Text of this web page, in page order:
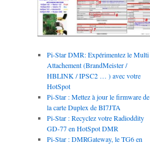
Pi-Star DMR: Expérimentez le Multi
Attachement (BrandMeister /
HBLINK / IPSC2 … ) avec votre
HotSpot
Pi-Star : Mettez à jour le firmware de
la carte Duplex de BI7JTA
Pi-Star : Recyclez votre Radioddity
GD-77 en HotSpot DMR
Pi-Star : DMRGateway, le TG6 en